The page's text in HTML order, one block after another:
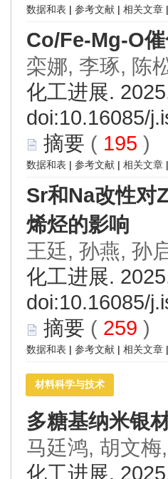
数据和表 | 参考文献 | 相关文章 |
Co/Fe-Mg-O
栾娜, 李琢, 陈
化工进展.
doi:10.16085/
摘要 ( 195 )
数据和表 | 参考文献 | 相关文章 |
Sr和Na改性对
烯烃的影响
王廷, 孙燕, 孙
化工进展.
doi:10.16085/
摘要 ( 259 )
数据和表 | 参考文献 | 相关文章 |
材料科学与技术
多糖基纳米银
马廷鸿, 胡文
化工进展.